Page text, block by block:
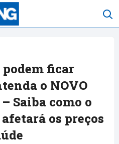
podem ficar
o NOVO
Saiba como o
os preços